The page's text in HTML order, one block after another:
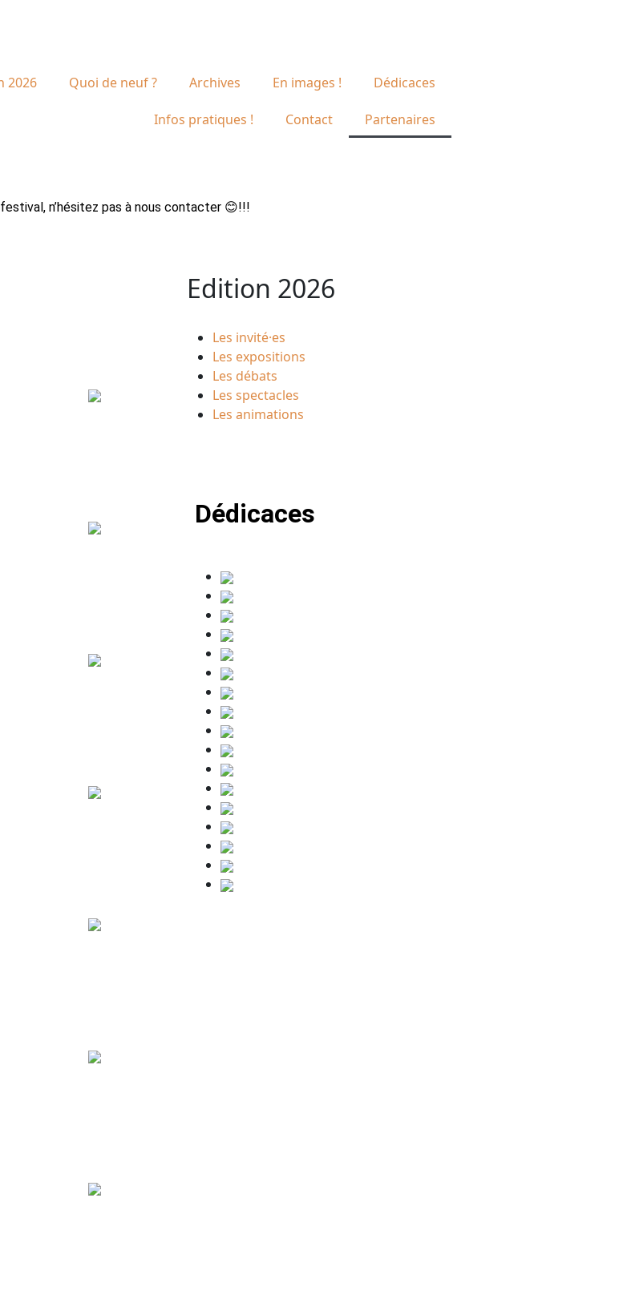
2026 Quoi de neuf ? Archives En images ! Dédicaces
Infos pratiques ! Contact Partenaires
n’hésitez pas à nous contacter 😊!!!
Edition 2026
Les invité·es
Les expositions
Les débats
Les spectacles
Les animations
Dédicaces